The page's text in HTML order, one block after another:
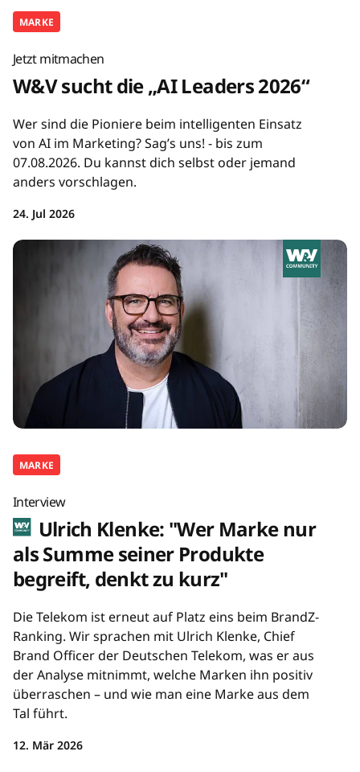
MARKE
Jetzt mitmachen
W&V sucht die „AI Leaders 2026“
Wer sind die Pioniere beim intelligenten Einsatz
von AI im Marketing? Sag’s uns! - bis zum
07.08.2026. Du kannst dich selbst oder jemand
anders vorschlagen.
24. Jul 2026
MARKE
Interview
Ulrich Klenke: "Wer Marke nur
als Summe seiner Produkte
begreift, denkt zu kurz"
Die Telekom ist erneut auf Platz eins beim BrandZ-
Ranking. Wir sprachen mit Ulrich Klenke, Chief
Brand Officer der Deutschen Telekom, was er aus
der Analyse mitnimmt, welche Marken ihn positiv
überraschen – und wie man eine Marke aus dem
Tal führt.
12. Mär 2026